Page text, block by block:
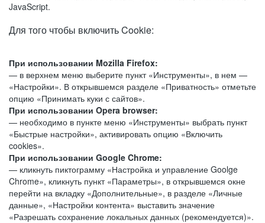
JavaScript.
Для того чтобы включить Cookie:
При использовании Mozilla Firefox:
— в верхнем меню выберите пункт «Инструменты», в нем —
«Настройки». В открывшемся разделе «Приватность» отметьте
опцию «Принимать куки с сайтов».
При использовании Opera browser:
— необходимо в пункте меню «Инструменты» выбрать пункт
«Быстрые настройки», активировать опцию «Включить
cookies».
При использовании Google Chrome:
— кликнуть пиктограмму «Настройка и управление Goolge
Chrome», кликнуть пункт «Параметры», в открывшемся окне
перейти на вкладку «Дополнительные», в разделе «Личные
данные», «Настройки контента» выставить значение
«Разрешать сохранение локальных данных (рекомендуется)».